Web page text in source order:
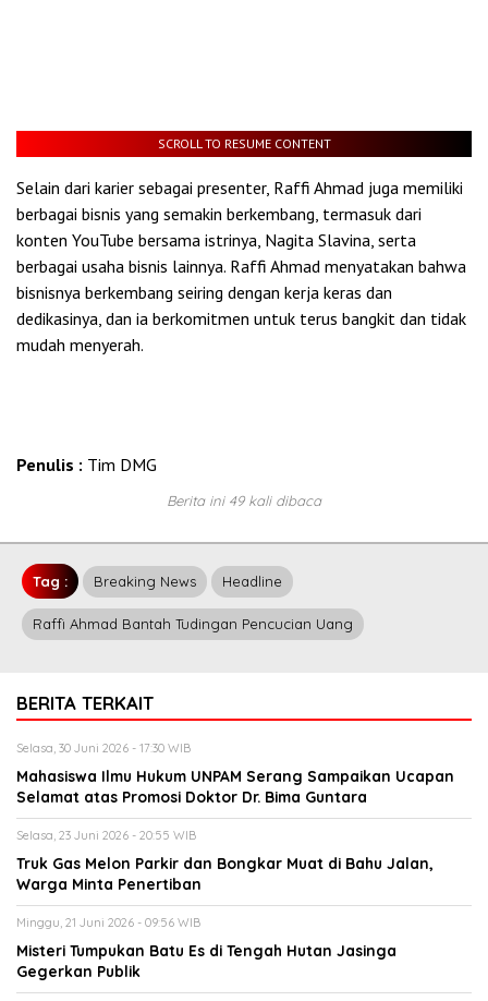
SCROLL TO RESUME CONTENT
Selain dari karier sebagai presenter, Raffi Ahmad juga memiliki
berbagai bisnis yang semakin berkembang, termasuk dari
konten YouTube bersama istrinya, Nagita Slavina, serta
berbagai usaha bisnis lainnya. Raffi Ahmad menyatakan bahwa
bisnisnya berkembang seiring dengan kerja keras dan
dedikasinya, dan ia berkomitmen untuk terus bangkit dan tidak
mudah menyerah.
Penulis : Tim DMG
Berita ini 49 kali dibaca
Tag : Breaking News Headline
Raffi Ahmad Bantah Tudingan Pencucian Uang
BERITA TERKAIT
Selasa, 30 Juni 2026 - 17:30 WIB
Mahasiswa Ilmu Hukum UNPAM Serang Sampaikan Ucapan
Selamat atas Promosi Doktor Dr. Bima Guntara
Selasa, 23 Juni 2026 - 20:55 WIB
Truk Gas Melon Parkir dan Bongkar Muat di Bahu Jalan,
Warga Minta Penertiban
Minggu, 21 Juni 2026 - 09:56 WIB
Misteri Tumpukan Batu Es di Tengah Hutan Jasinga
Gegerkan Publik